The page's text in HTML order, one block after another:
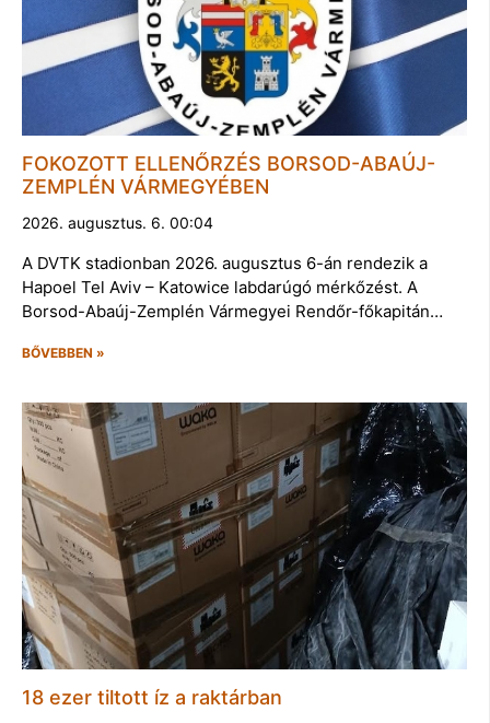
FOKOZOTT ELLENŐRZÉS BORSOD-ABAÚJ-
ZEMPLÉN VÁRMEGYÉBEN
2026. augusztus. 6. 00:04
A DVTK stadionban 2026. augusztus 6-án rendezik a
Hapoel Tel Aviv – Katowice labdarúgó mérkőzést. A
Borsod-Abaúj-Zemplén Vármegyei Rendőr-főkapitán…
BŐVEBBEN »
18 ezer tiltott íz a raktárban